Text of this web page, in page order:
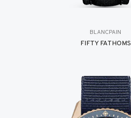
BLANCPAIN
FIFTY FATHOMS